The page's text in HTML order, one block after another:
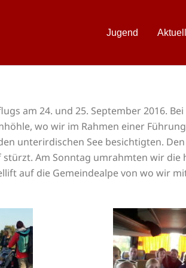
Jugend
am 24. und 25. September 2016.
wo wir im Rahmen einer
unterirdischen See besichtigten.
Am Sonntag umrahmten wir die
auf die Gemeindealpe von wo wir